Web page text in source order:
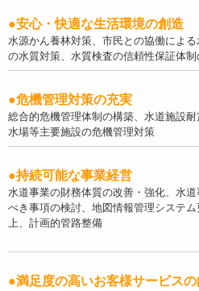
●安心・快適な生活環境の創造
水源かん養林対策、市民との協働によ
の水質対策、水質検査の信頼性保証体
●危機管理対策の充実
総合的危機管理体制の構築、水道施設
水場等主要施設の危機管理対策
●持続可能な事業経営
水道事業の財務体質の改善・強化、水
べき事項の検討、地図情報管理システ
上、計画的管路整備
●満足度の高いお客様サービスの